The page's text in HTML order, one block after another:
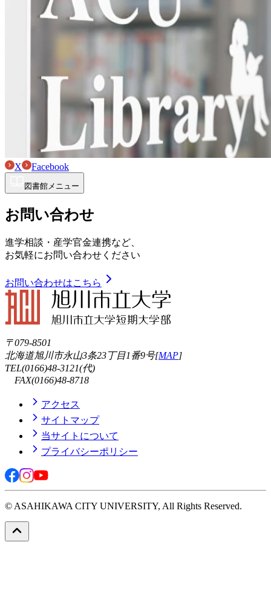
X Facebook
図書館メニュー
お問い合わせ
進学相談・産学官金連携など、
お気軽にお問い合わせください
お問い合わせはこちら
〒079-8501
北海道旭川市永山3条23丁目1番9号[MAP]
TEL(0166)48-3121(代)
FAX(0166)48-8718
アクセス
サイトマップ
当サイトについて
プライバシーポリシー
© ASAHIKAWA CITY UNIVERSITY, All Rights Reserved.